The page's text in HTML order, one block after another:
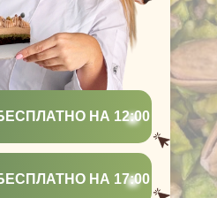
НА 12:00
НА 17:00